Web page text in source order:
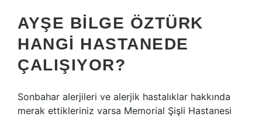
AYŞE BILGE ÖZTÜRK
HANGI HASTANEDE
ÇALIŞIYOR?
Sonbahar alerjileri ve alerjik hastalıklar hakkında
merak ettikleriniz varsa Memorial Şişli Hastanesi